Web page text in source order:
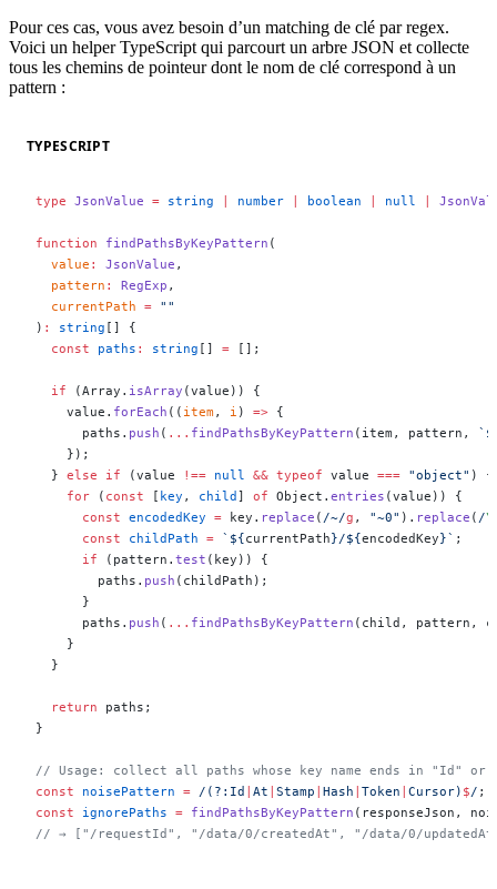
Pour ces cas, vous avez besoin d’un matching de clé par regex.
Voici un helper TypeScript qui parcourt un arbre JSON et collecte
tous les chemins de pointeur dont le nom de clé correspond à un
pattern :
TYPESCRIPT
type JsonValue = string | number | boolean | null |
function findPathsByKeyPattern (
  value
: JsonValue ,
  pattern
: RegExp ,
  currentPath
= ""
) : string [] {
  const
paths : string [] = [];
  if
(Array. isArray (value)) {
    value.
forEach (( item, i ) => {
      paths.
push ( ... findPathsByKeyPattern (item, pattern,
    });
  }
else if (value !== null && typeof value === "object" ) {
    for
( const [ key , child] of Object. entries (value)) {
      const
encodedKey = key. replace ( /~/g , "~0" ). replace ( /
      const
childPath = `${currentPath}/${encodedKey}` ;
      if
(pattern. test (key)) {
        paths.
push (childPath);
      }
      paths.
push ( ... findPathsByKeyPattern (child, pattern,
    }
  }
  return
paths;
}
// Usage: collect all paths whose key name ends in "Id" or
const noisePattern = / (?:Id | At | Stamp | Hash | Token | Cursor) $/ ;
const ignorePaths = findPathsByKeyPattern (responseJson,
// → ["/requestId", "/data/0/createdAt", "/data/0/